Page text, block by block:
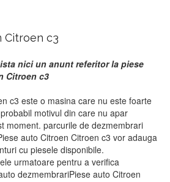
Citroen c3
nici un anunt referitor la piese
Citroen c3
c3 este o masina care nu este foarte
motivul din care nu apar
moment. parcurile de dezmembrari
auto Citroen Citroen c3 vor adauga
cu piesele disponibile.
urmatoare pentru a verifica
dezmembrariPiese auto Citroen